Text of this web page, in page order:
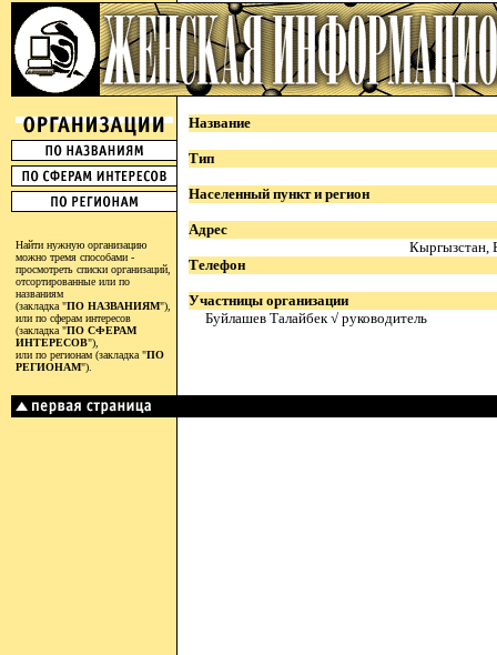
Найти нужную организацию
можно тремя способами -
просмотреть списки организаций,
отсортированные или по
названиям
(закладка "ПО НАЗВАНИЯМ"),
или по сферам интересов
(закладка "ПО СФЕРАМ
ИНТЕРЕСОВ"),
или по регионам (закладка "ПО
РЕГИОНАМ").
Название
Тип
Населенный пункт и регион
Адрес
Кыргызстан,
Телефон
Участницы организации
Буйлашев Талайбек √ руководитель